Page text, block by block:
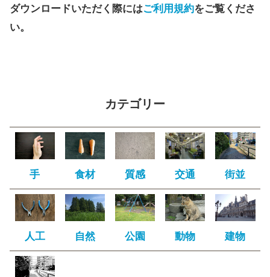
ダウンロードいただく際にはご利用規約をご覧くださ
い。
カテゴリー
手 食材 質感 交通 街並
人工 自然 公園 動物 建物